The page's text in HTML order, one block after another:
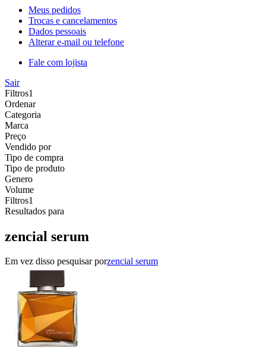
Meus pedidos
Trocas e cancelamentos
Dados pessoais
Alterar e-mail ou telefone
Fale com lojista
Sair
Filtros1
Ordenar
Categoria
Marca
Preço
Vendido por
Tipo de compra
Tipo de produto
Genero
Volume
Filtros1
Resultados para
zencial serum
Em vez disso pesquisar porzencial serum